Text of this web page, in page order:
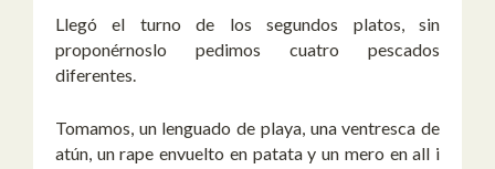
Llegó el turno de los segundos platos, sin
proponérnoslo pedimos cuatro pescados
diferentes.
Tomamos, un lenguado de playa, una ventresca de
atún, un rape envuelto en patata y un mero en all i